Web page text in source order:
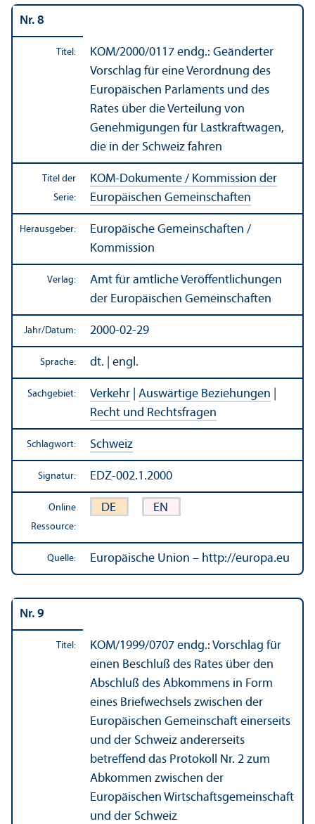
Nr. 8
Titel: KOM/2000/0117 endg.: Geänderter
Vorschlag für eine Verordnung des
Europäischen Parlaments und des
Rates über die Verteilung von
Genehmigungen für Lastkraftwagen,
die in der Schweiz fahren
Titel der
Serie:
KOM-Dokumente / Kommission der
Europäischen Gemeinschaften
Herausgeber:
Europäische Gemeinschaften /
Kommission
Verlag:
Amt für amtliche Veröffentlichungen
der Europäischen Gemeinschaften
Jahr/Datum: 2000-02-29
Sprache: dt. | engl.
Sachgebiet: Verkehr Auswärtige Beziehungen
Recht und Rechts­fragen
Schlagwort: Schweiz
Signatur: EDZ-002.1.2000
Online
Ressource:
DE EN
Quelle: Europäische Union – http://europa.eu
Nr. 9
Titel: KOM/1999/0707 endg.: Vorschlag für
einen Beschluß des Rates über den
Abschluß des Abkommens in Form
eines Briefwechsels zwischen der
Europäischen Gemeinschaft einerseits
und der Schweiz andererseits
betreffend das Protokoll Nr. 2 zum
Abkommen zwischen der
Europäischen Wirtschafts­gemeinschaft
und der Schweiz